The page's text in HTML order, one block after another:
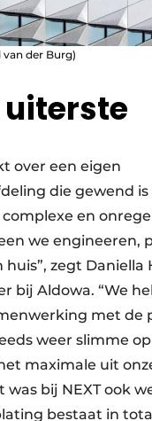
van der Burg)
uiterste
over een eigen
die gewend is
en
we engineeren,
huis”, zegt Daniella
bij Aldowa. “We
met de
weer slimme
maximale uit
was bij NEXT ook
bestaat in